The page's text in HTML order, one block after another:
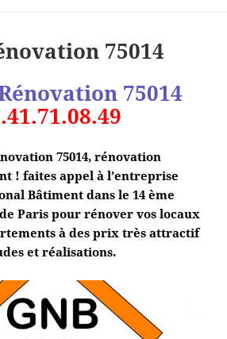
75014
75014
75014, rénovation
! faites appel à l’entreprise
Bâtiment dans le 14 ème
Paris pour rénover vos locaux
à des prix très attractif
et réalisations.